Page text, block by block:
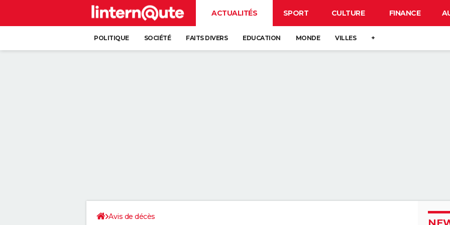
ACTUALITÉS SPORT CULTURE FINANCE
POLITIQUE SOCIÉTÉ FAITS DIVERS EDUCATION MONDE VILLES +
Avis de décès